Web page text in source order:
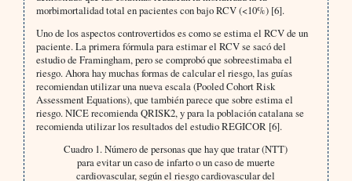
morbimortalidad total en pacientes con bajo RCV (<10%) [6].
Uno de los aspectos controvertidos es como se estima el RCV de un
paciente. La primera fórmula para estimar el RCV se sacó del
estudio de Framingham, pero se comprobó que sobreestimaba el
riesgo. Ahora hay muchas formas de calcular el riesgo, las guías
recomiendan utilizar una nueva escala (Pooled Cohort Risk
Assessment Equations), que también parece que sobre estima el
riesgo. NICE recomienda QRISK2, y para la población catalana se
recomienda utilizar los resultados del estudio REGICOR [6].
Cuadro 1. Número de personas que hay que tratar (NTT)
para evitar un caso de infarto o un caso de muerte
cardiovascular, según el riesgo cardiovascular del